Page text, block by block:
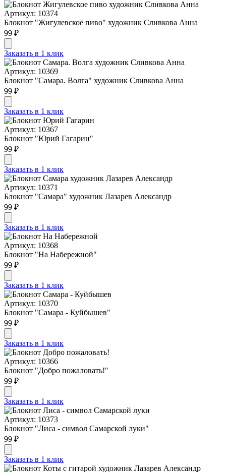
Артикул: 10374
Блокнот "Жигулевское пиво" художник Сливкова Анна
99 ₽
Заказать в 1 клик
Артикул: 10369
Блокнот "Cамара. Волга" художник Сливкова Анна
99 ₽
Заказать в 1 клик
Артикул: 10367
Блокнот "Юрий Гагарин"
99 ₽
Заказать в 1 клик
Артикул: 10371
Блокнот "Самара" художник Лазарев Александр
99 ₽
Заказать в 1 клик
Артикул: 10368
Блокнот "На Набережной"
99 ₽
Заказать в 1 клик
Артикул: 10370
Блокнот "Самара - Куйбышев"
99 ₽
Заказать в 1 клик
Артикул: 10366
Блокнот "Добро пожаловать!"
99 ₽
Заказать в 1 клик
Артикул: 10373
Блокнот "Лиса - символ Самарской луки"
99 ₽
Заказать в 1 клик